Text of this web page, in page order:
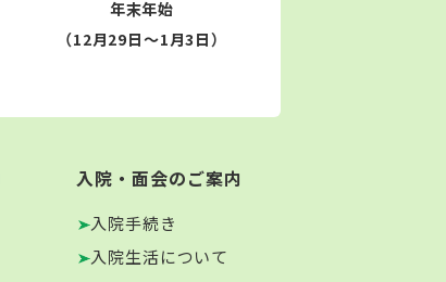
年末年始
（12月29日～1月3日）
入院・面会のご案内
入院手続き
入院生活について